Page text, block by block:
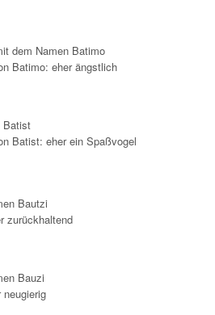
dem Namen Batimo
Batimo: eher ängstlich
Batist
Batist: eher ein Spaßvogel
Bautzi
zurückhaltend
Bauzi